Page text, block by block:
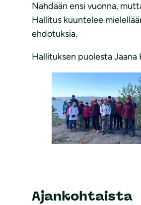
Nähdään ensi vuonna,
Hallitus kuuntelee
ehdotuksia.
Hallituksen puolesta Jaana
Ajankohtaista